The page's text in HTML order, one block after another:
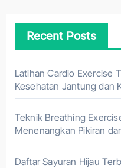
Recent Posts
Latihan Cardio Exercise
Kesehatan Jantung dan
Teknik Breathing
Menenangkan Pikiran
Daftar Sayuran Hijau